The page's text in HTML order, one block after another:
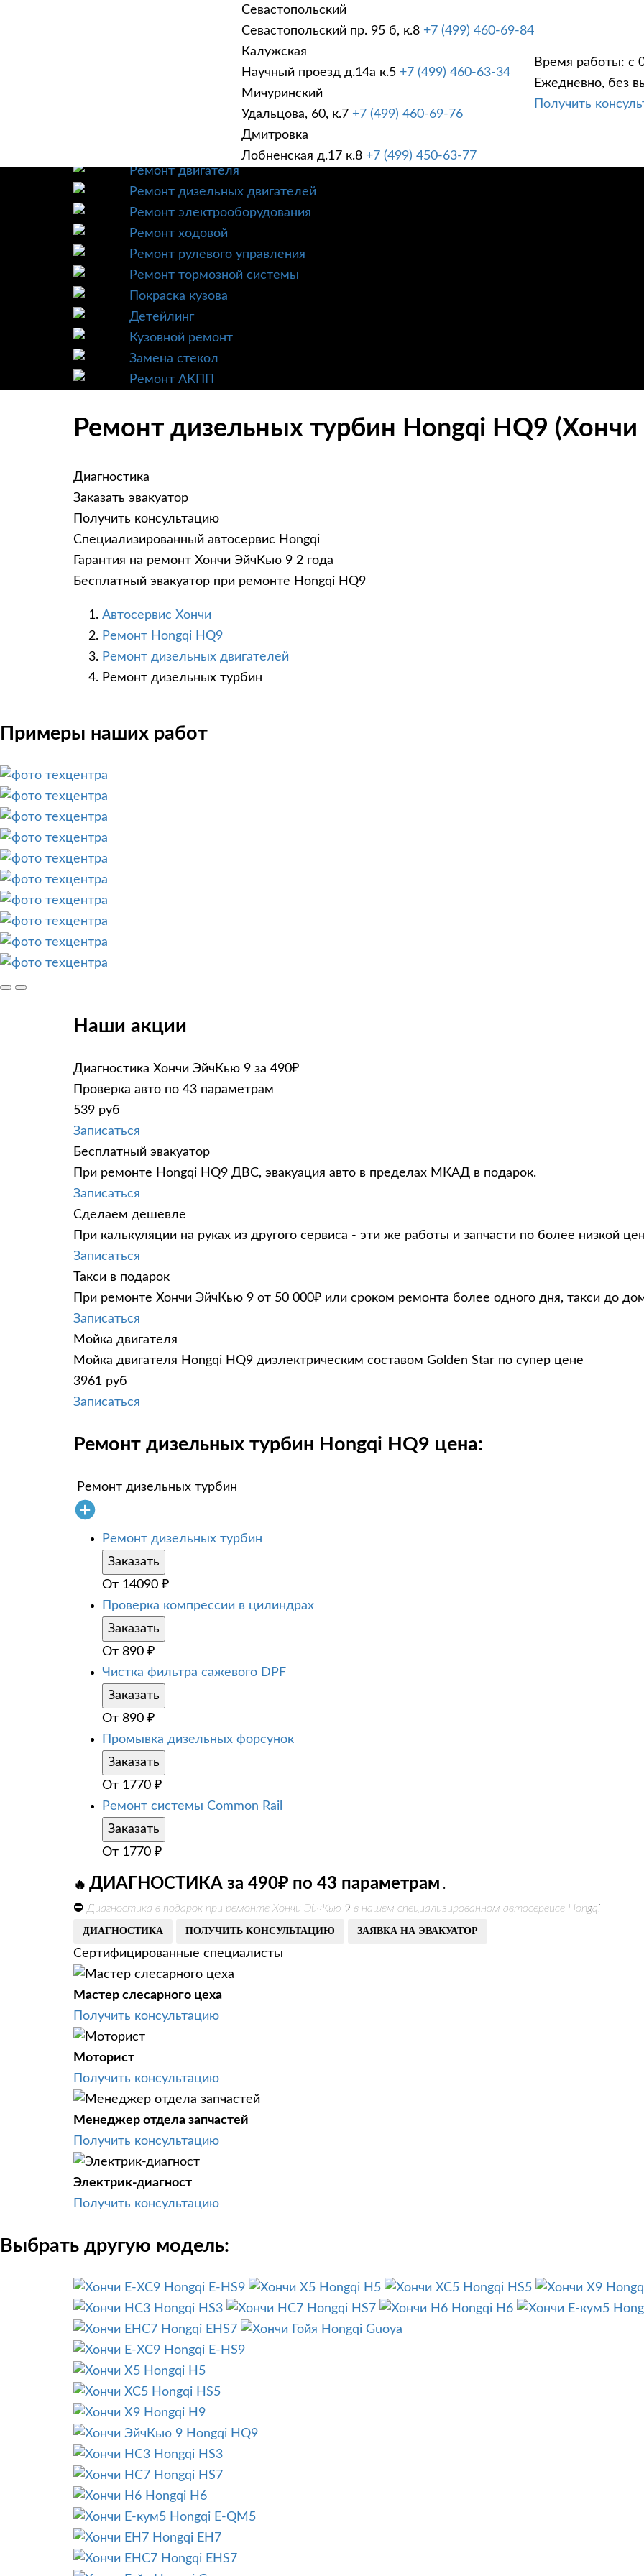
Севастопольский
Севастопольский пр. 95 б, к.8 +7 (499) 460-69-84
Калужская
Научный проезд д.14а к.5 +7 (499) 460-63-34
Мичуринский
Удальцова, 60, к.7 +7 (499) 460-69-76
Дмитровка
Лобненская д.17 к.8 +7 (499) 450-63-77
Время работы: с
Ежедневно, без
Получить
УСЛУГИ
Техническое обслуживание
Ремонт трансмиссии
Ремонт двигателя
Ремонт дизельных двигателей
Ремонт электрооборудования
Ремонт ходовой
Ремонт рулевого управления
Ремонт тормозной системы
Покраска кузова
Детейлинг
Кузовной ремонт
Замена стекол
Ремонт АКПП
Ремонт дизельных турбин Hongqi HQ9
Диагностика
Заказать эвакуатор
Получить консультацию
Специализированный автосервис Hongqi
Гарантия на ремонт Хончи ЭйчКью 9 2 года
Бесплатный эвакуатор при ремонте Hongqi HQ9
Автосервис Хончи
Ремонт Hongqi HQ9
Ремонт дизельных двигателей
Ремонт дизельных турбин
Примеры наших работ
Наши акции
Диагностика Хончи ЭйчКью 9 за 490₽
Проверка авто по 43 параметрам
539 руб
Записаться
Бесплатный эвакуатор
При ремонте Hongqi HQ9 ДВС, эвакуация авто в пределах МКАД в подарок.
Записаться
Сделаем дешевле
При калькуляции на руках из другого сервиса - эти же работы и запчасти по более низкой
Записаться
Такси в подарок
При ремонте Хончи ЭйчКью 9 от 50 000₽ или сроком ремонта более одного дня, такси до
Записаться
Мойка двигателя
Мойка двигателя Hongqi HQ9 диэлектрическим составом Golden Star по супер цене
3961 руб
Записаться
Ремонт дизельных турбин Hongqi HQ9 цена:
Ремонт дизельных турбин
Ремонт дизельных турбин
Заказать
От 14090 ₽
Проверка компрессии в цилиндрах
Заказать
От 890 ₽
Чистка фильтра сажевого DPF
Заказать
От 890 ₽
Промывка дизельных форсунок
Заказать
От 1770 ₽
Ремонт системы Common Rail
Заказать
От 1770 ₽
🔥 ДИАГНОСТИКА за 490₽ по 43 параметрам .
⛔ Диагностика в подарок при ремонте Хончи ЭйчКью 9 в нашем специализированном автосервисе Hongqi
ДИАГНОСТИКА ПОЛУЧИТЬ КОНСУЛЬТАЦИЮ ЗАЯВКА НА ЭВАКУАТОР
Сертифицированные специалисты
Мастер слесарного цеха
Получить консультацию
Моторист
Получить консультацию
Менеджер отдела запчастей
Получить консультацию
Электрик-диагност
Получить консультацию
Выбрать другую модель:
Hongqi E-HS9 Hongqi H5 Hongqi HS5
Hongqi HS3
Hongqi HS7 Hongqi H6
Hongqi EHS7
Hongqi Guoya
Hongqi E-HS9
Hongqi H5
Hongqi HS5
Hongqi H9
Hongqi HQ9
Hongqi HS3
Hongqi HS7
Hongqi H6
Hongqi E-QM5
Hongqi EH7
Hongqi EHS7